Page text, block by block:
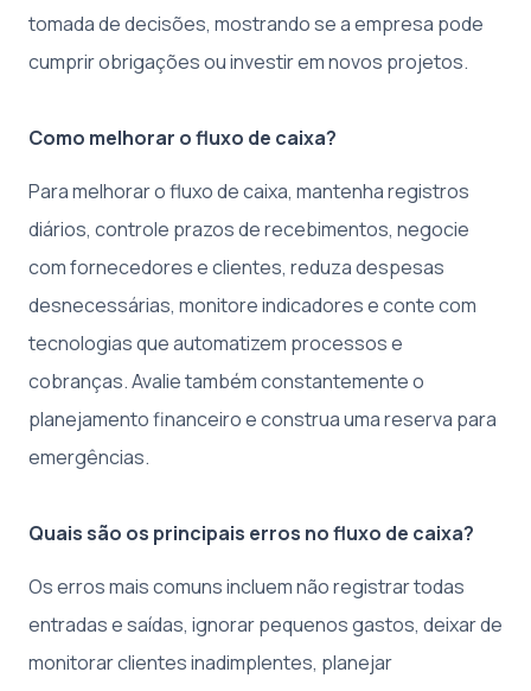
tomada de decisões, mostrando se a empresa pode
cumprir obrigações ou investir em novos projetos.
Como melhorar o fluxo de caixa?
Para melhorar o fluxo de caixa, mantenha registros
diários, controle prazos de recebimentos, negocie
com fornecedores e clientes, reduza despesas
desnecessárias, monitore indicadores e conte com
tecnologias que automatizem processos e
cobranças. Avalie também constantemente o
planejamento financeiro e construa uma reserva para
emergências.
Quais são os principais erros no fluxo de caixa?
Os erros mais comuns incluem não registrar todas
entradas e saídas, ignorar pequenos gastos, deixar de
monitorar clientes inadimplentes, planejar